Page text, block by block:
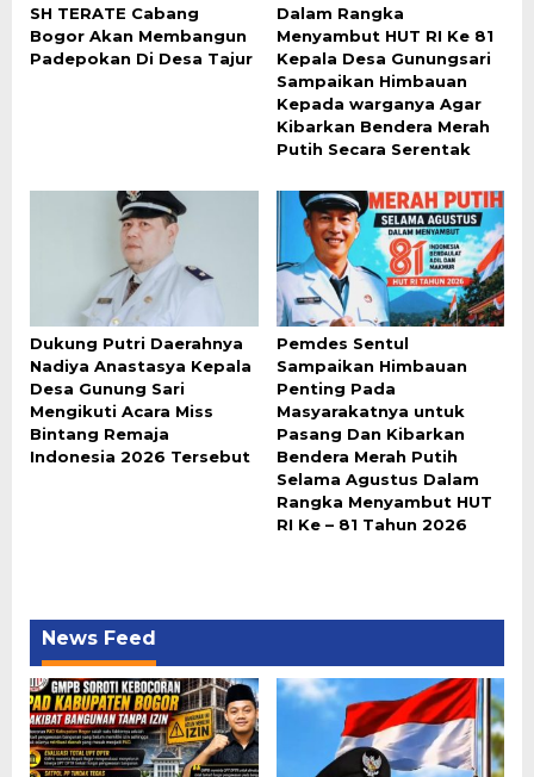
SH TERATE Cabang
Bogor Akan Membangun
Padepokan Di Desa Tajur
Dalam Rangka
Menyambut HUT RI Ke 81
Kepala Desa Gunungsari
Sampaikan Himbauan
Kepada warganya Agar
Kibarkan Bendera Merah
Putih Secara Serentak
Dukung Putri Daerahnya
Nadiya Anastasya Kepala
Desa Gunung Sari
Mengikuti Acara Miss
Bintang Remaja
Indonesia 2026 Tersebut
Pemdes Sentul
Sampaikan Himbauan
Penting Pada
Masyarakatnya untuk
Pasang Dan Kibarkan
Bendera Merah Putih
Selama Agustus Dalam
Rangka Menyambut HUT
RI Ke – 81 Tahun 2026
News Feed